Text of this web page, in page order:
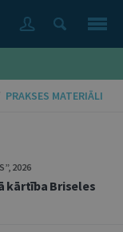
PRAKSES MATERIĀLI
2026
kārtība Briseles